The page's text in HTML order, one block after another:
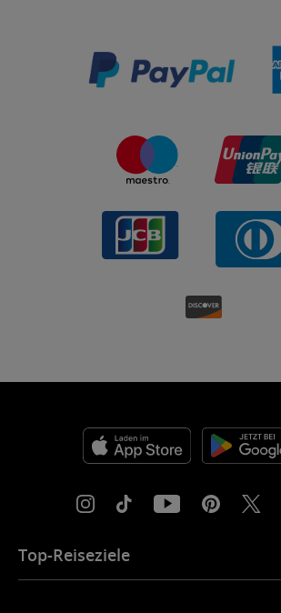
Top-Reiseziele